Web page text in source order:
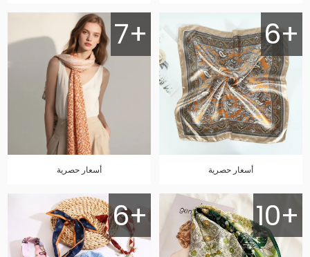
6+
أسعار حصرية
7+
أسعار حصرية
10+
6+